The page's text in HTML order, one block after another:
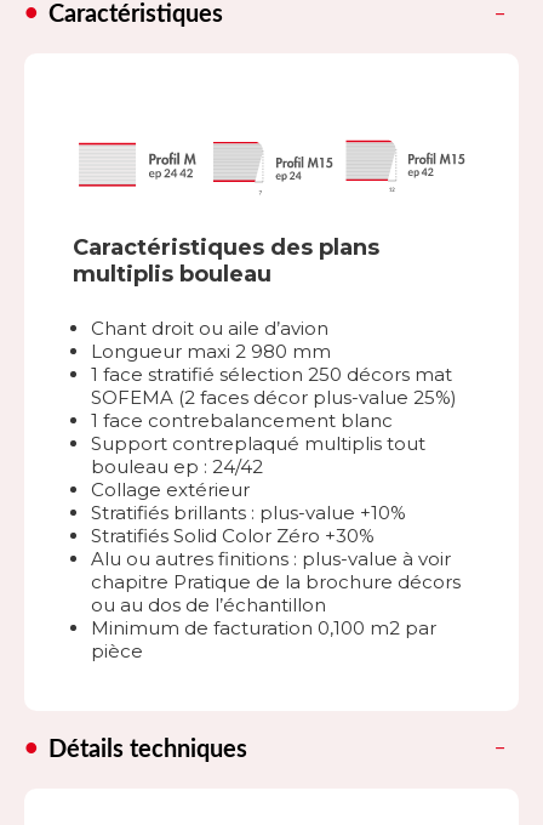
Caractéristiques
Caractéristiques des plans
multiplis bouleau
Chant droit ou aile d’avion
Longueur maxi 2 980 mm
1 face stratifié sélection 250 décors mat
SOFEMA (2 faces décor plus-value 25%)
1 face contrebalancement blanc
Support contreplaqué multiplis tout
bouleau ep : 24/42
Collage extérieur
Stratifiés brillants : plus-value +10%
Stratifiés Solid Color Zéro +30%
Alu ou autres finitions : plus-value à voir
chapitre Pratique de la brochure décors
ou au dos de l’échantillon
Minimum de facturation 0,100 m2 par
pièce
Détails techniques